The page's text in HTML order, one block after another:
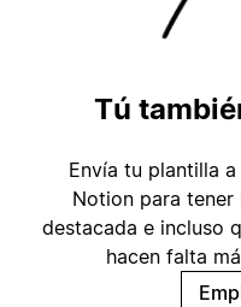
Tú
Envía tu plantilla
Notion para tener
destacada e incluso
hacen falta